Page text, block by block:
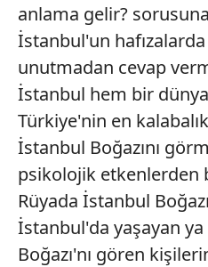
anlama gelir?
İstanbul'un
unutmadan cevap
İstanbul hem bir
Türkiye'nin en
İstanbul Boğazını
psikolojik etkenlerden
Rüyada İstanbul
İstanbul'da yaşayan
Boğazı'nı gören